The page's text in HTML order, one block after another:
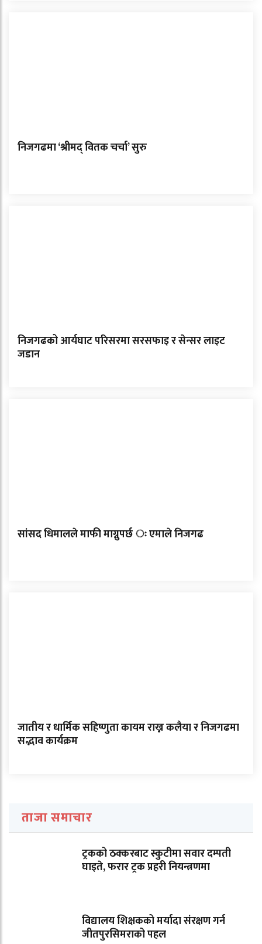
निजगढमा ‘श्रीमद् वितक चर्चा’ सुरु
निजगढको आर्यघाट परिसरमा सरसफाइ र सेन्सर लाइट
जडान
सांसद धिमालले माफी माग्नुपर्छ ः एमाले निजगढ
जातीय र धार्मिक सहिष्णुता कायम राख्न कलैया र निजगढमा
सद्भाव कार्यक्रम
ताजा समाचार
ट्रकको ठक्करबाट स्कुटीमा सवार दम्पती
घाइते, फरार ट्रक प्रहरी नियन्त्रणमा
विद्यालय शिक्षकको मर्यादा संरक्षण गर्न
जीतपुरसिमराको पहल